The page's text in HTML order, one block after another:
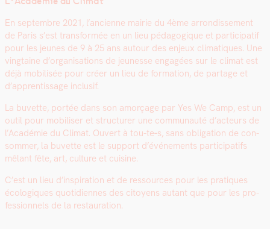
En sep­tem­bre 2021, l’ancienne mairie du 4ème arrondisse­ment
de Paris s’est trans­for­mée en un lieu péd­a­gogique et par­tic­i­patif
pour les jeunes de 9 à 25 ans autour des enjeux cli­ma­tiques. Une
ving­taine d’organisations de jeunesse engagées sur le cli­mat est
déjà mobil­isée pour créer un lieu de for­ma­tion, de partage et
d’apprentissage inclusif.
La buvette, portée dans son amorçage par Yes We Camp, est un
out­il pour mobilis­er et struc­tur­er une com­mu­nauté d’acteurs de
l’Académie du Cli­mat. Ouvert à tou-te‑s, sans oblig­a­tion de con­
som­mer, la buvette est le sup­port d’événements par­tic­i­pat­ifs
mêlant fête, art, cul­ture et cui­sine.
C’est un lieu d’inspiration et de ressources pour les pra­tiques
écologiques quo­ti­di­ennes des citoyens autant que pour les pro­
fes­sion­nels de la restau­ra­tion.